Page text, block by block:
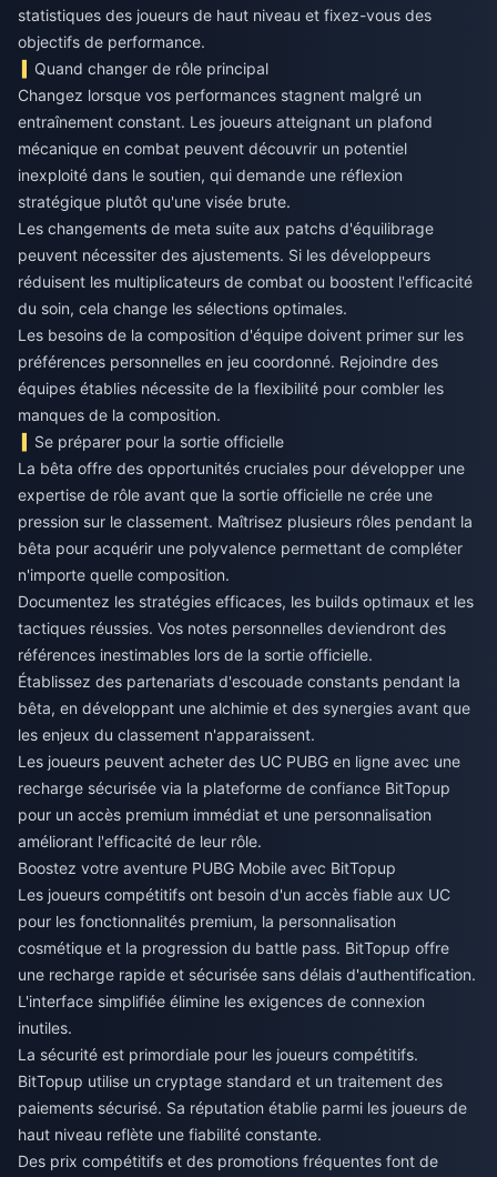
statistiques des joueurs de haut niveau et fixez-vous des
objectifs de performance.
Quand changer de rôle principal
Changez lorsque vos performances stagnent malgré un
entraînement constant. Les joueurs atteignant un plafond
mécanique en combat peuvent découvrir un potentiel
inexploité dans le soutien, qui demande une réflexion
stratégique plutôt qu'une visée brute.
Les changements de meta suite aux patchs d'équilibrage
peuvent nécessiter des ajustements. Si les développeurs
réduisent les multiplicateurs de combat ou boostent l'efficacité
du soin, cela change les sélections optimales.
Les besoins de la composition d'équipe doivent primer sur les
préférences personnelles en jeu coordonné. Rejoindre des
équipes établies nécessite de la flexibilité pour combler les
manques de la composition.
Se préparer pour la sortie officielle
La bêta offre des opportunités cruciales pour développer une
expertise de rôle avant que la sortie officielle ne crée une
pression sur le classement. Maîtrisez plusieurs rôles pendant la
bêta pour acquérir une polyvalence permettant de compléter
n'importe quelle composition.
Documentez les stratégies efficaces, les builds optimaux et les
tactiques réussies. Vos notes personnelles deviendront des
références inestimables lors de la sortie officielle.
Établissez des partenariats d'escouade constants pendant la
bêta, en développant une alchimie et des synergies avant que
les enjeux du classement n'apparaissent.
Les joueurs peuvent acheter des UC PUBG en ligne avec une
recharge sécurisée via la plateforme de confiance BitTopup
pour un accès premium immédiat et une personnalisation
améliorant l'efficacité de leur rôle.
Boostez votre aventure PUBG Mobile avec BitTopup
Les joueurs compétitifs ont besoin d'un accès fiable aux UC
pour les fonctionnalités premium, la personnalisation
cosmétique et la progression du battle pass. BitTopup offre
une recharge rapide et sécurisée sans délais d'authentification.
L'interface simplifiée élimine les exigences de connexion
inutiles.
La sécurité est primordiale pour les joueurs compétitifs.
BitTopup utilise un cryptage standard et un traitement des
paiements sécurisé. Sa réputation établie parmi les joueurs de
haut niveau reflète une fiabilité constante.
Des prix compétitifs et des promotions fréquentes font de